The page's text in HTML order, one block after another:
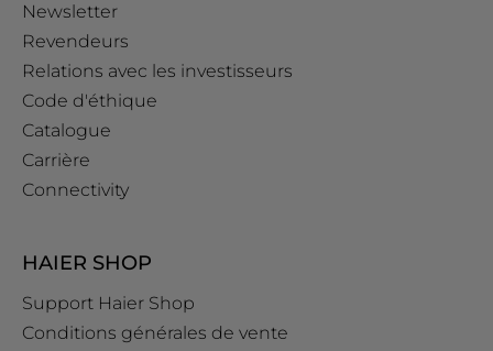
Newsletter
Revendeurs
Relations avec les investisseurs
Code d'éthique
Catalogue
Carrière
Connectivity
HAIER SHOP
Support Haier Shop
Conditions générales de vente